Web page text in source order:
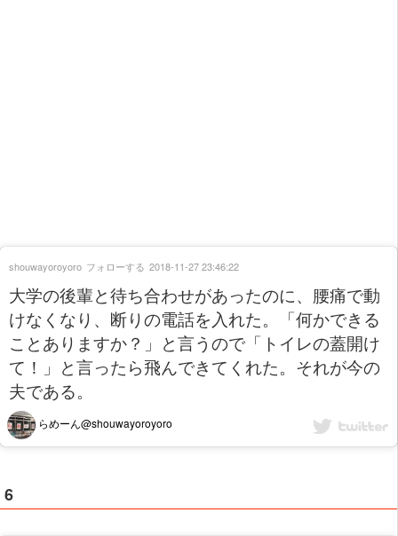
大学の後輩と待ち合わせがあったのに、腰痛で動
けなくなり、断りの電話を入れた。「何かできる
ことありますか？」と言うので「トイレの蓋開け
て！」と言ったら飛んできてくれた。それが今の
夫である。
らめーん@shouwayoroyoro
shouwayoroyoro フォローする 2018-11-27 23:46:22
6